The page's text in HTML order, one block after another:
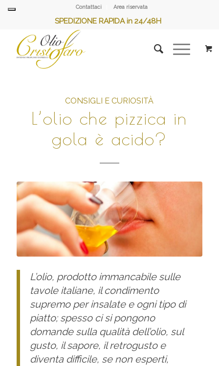
Contattaci Area riservata
SPEDIZIONE RAPIDA in 24/48H
CONSIGLI E CURIOSITÀ
L’olio che pizzica in
gola è acido?
L’olio, prodotto immancabile sulle
tavole italiane, il condimento
supremo per insalate e ogni tipo di
piatto; spesso ci si pongono
domande sulla qualità dell’olio, sul
gusto, il sapore, il retrogusto e
diventa difficile, se non esperti,